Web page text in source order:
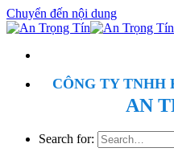
Chuyển đến nội dung
CÔNG TY TNHH
AN
Search for: